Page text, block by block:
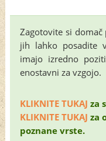
Zagotovite si
jih lahko posadite
imajo izredno
enostavni za vzgojo.
KLIKNITE TUKAJ za
KLIKNITE TUKAJ za
poznane vrste.